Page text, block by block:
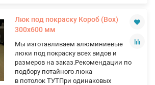
Люк под покраску Короб (Вох)
300х600 мм
Мы изготавливаем алюминиевые
люки под покраску всех видов и
размеров на заказ.Рекомендации по
подбору потайного люка
в потолок ТУТПри одинаковых